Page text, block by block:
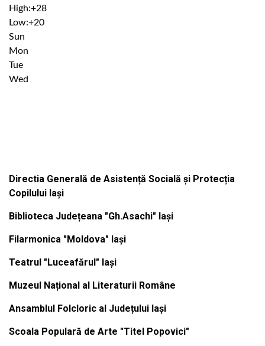
High:+28
Low:+20
Sun
Mon
Tue
Wed
Directia Generală de Asistență Socială și Protecția
Copilului Iași
Biblioteca Județeana "Gh.Asachi" Iași
Filarmonica "Moldova" Iași
Teatrul "Luceafărul" Iași
Muzeul Național al Literaturii Române
Ansamblul Folcloric al Județului Iași
Scoala Populară de Arte "Titel Popovici"